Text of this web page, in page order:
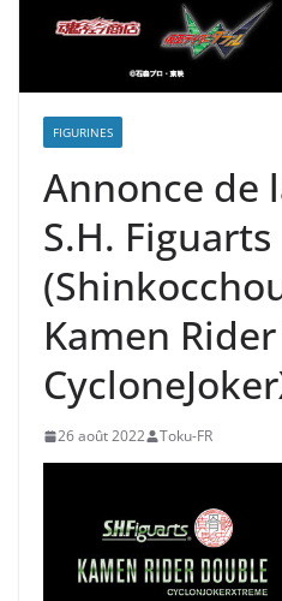
FIGURINES
Annonce de
S.H. Figuarts
Kamen
26 août 2022 Toku-FR